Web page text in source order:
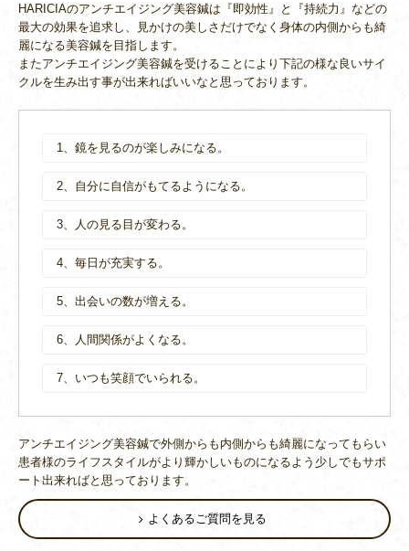
HARICIAのアンチエイジング美容鍼は『即効性』と『持続力』などの
最大の効果を追求し、見かけの美しさだけでなく身体の内側からも綺
麗になる美容鍼を目指します。
またアンチエイジング美容鍼を受けることにより下記の様な良いサイ
クルを生み出す事が出来ればいいなと思っております。
1、鏡を見るのが楽しみになる。
2、自分に自信がもてるようになる。
3、人の見る目が変わる。
4、毎日が充実する。
5、出会いの数が増える。
6、人間関係がよくなる。
7、いつも笑顔でいられる。
アンチエイジング美容鍼で外側からも内側からも綺麗になってもらい
患者様のライフスタイルがより輝かしいものになるよう少しでもサポ
ート出来ればと思っております。
よくあるご質問を見る